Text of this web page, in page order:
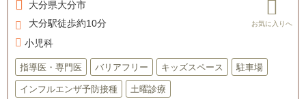
大分県大分市
大分駅徒歩約10分
小児科
指導医・専門医 バリアフリー キッズスペース 駐車場
インフルエンザ予防接種 土曜診療